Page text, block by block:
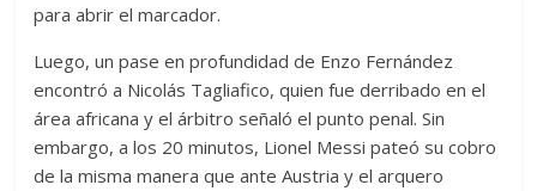
para abrir el marcador.
Luego, un pase en profundidad de Enzo Fernández
encontró a Nicolás Tagliafico, quien fue derribado en el
área africana y el árbitro señaló el punto penal. Sin
embargo, a los 20 minutos, Lionel Messi pateó su cobro
de la misma manera que ante Austria y el arquero